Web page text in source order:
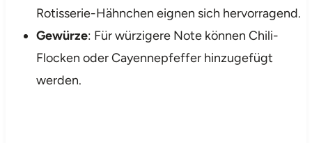
Rotisserie-Hähnchen eignen sich hervorragend.
Gewürze: Für würzigere Note können Chili-
Flocken oder Cayennepfeffer hinzugefügt
werden.